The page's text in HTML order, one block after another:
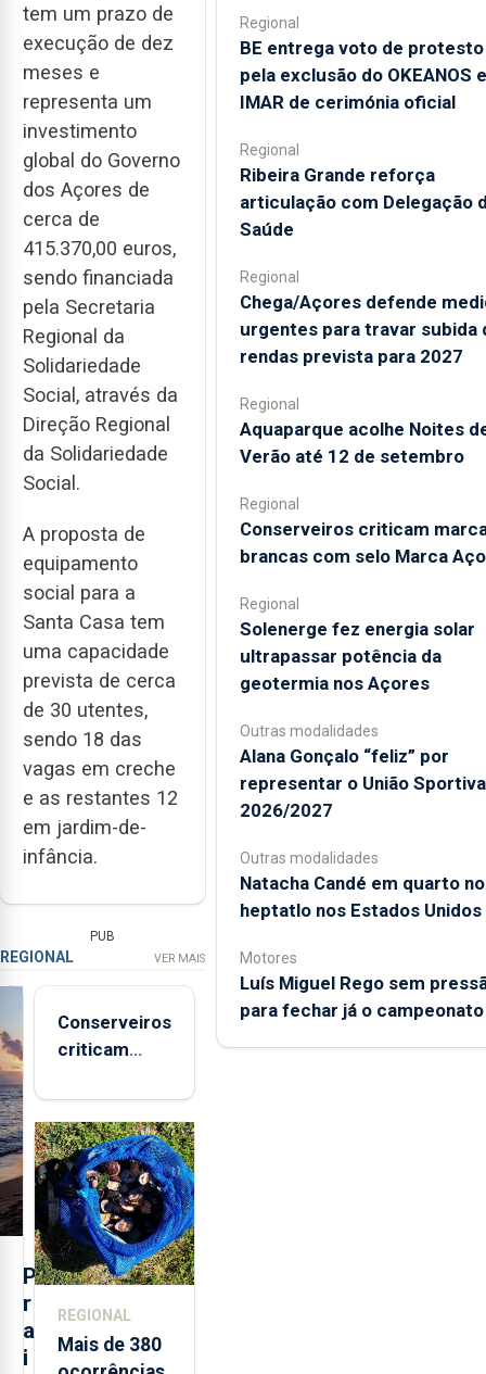
tem um prazo de
execução de dez
meses e
representa um
investimento
global do Governo
dos Açores de
cerca de
415.370,00 euros,
sendo financiada
pela Secretaria
Regional da
Solidariedade
Social, através da
Direção Regional
da Solidariedade
Social.
A proposta de
equipamento
social para a
Santa Casa tem
uma capacidade
prevista de cerca
de 30 utentes,
sendo 18 das
vagas em creche
e as restantes 12
em jardim-de-
infância.
PUB
REGIONAL VER MAIS
P
r
a
i
Conserveiros
criticam
brancas com
selo Marca
Açores
REGIONAL
Mais de 380
Regional
BE entrega voto de protesto
pela exclusão do OKEANOS e
IMAR de cerimónia oficial
Regional
Ribeira Grande reforça
articulação com Delegação
Saúde
Regional
Chega/Açores defende
urgentes para travar subida
rendas prevista para 2027
Regional
Aquaparque acolhe Noites
Verão até 12 de setembro
Regional
Conserveiros criticam
brancas com selo Marca
Regional
Solenerge fez energia solar
ultrapassar potência da
geotermia nos Açores
Outras modalidades
Alana Gonçalo “feliz” por
representar o União
2026/2027
Outras modalidades
Natacha Candé em quarto no
heptatlo nos Estados Unidos
Motores
Luís Miguel Rego sem
para fechar já o campeonato